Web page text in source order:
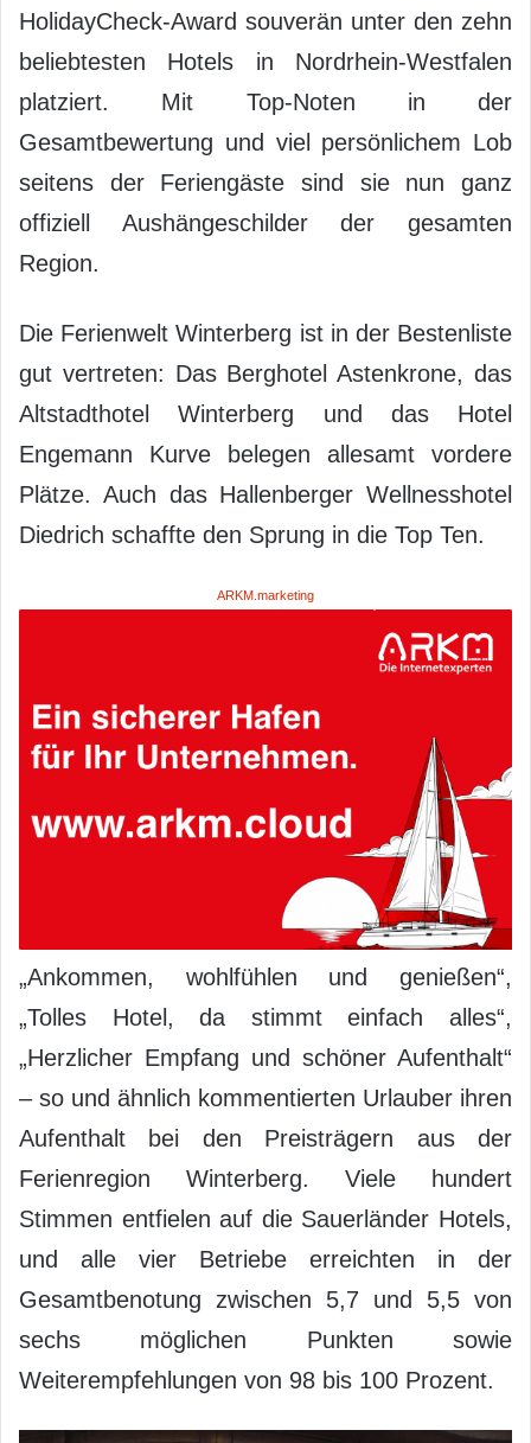
HolidayCheck-Award souverän unter den zehn
beliebtesten Hotels in Nordrhein-Westfalen
platziert. Mit Top-Noten in der
Gesamtbewertung und viel persönlichem Lob
seitens der Feriengäste sind sie nun ganz
offiziell Aushängeschilder der gesamten
Region.
Die Ferienwelt Winterberg ist in der Bestenliste
gut vertreten: Das Berghotel Astenkrone, das
Altstadthotel Winterberg und das Hotel
Engemann Kurve belegen allesamt vordere
Plätze. Auch das Hallenberger Wellnesshotel
Diedrich schaffte den Sprung in die Top Ten.
ARKM.marketing
„Ankommen, wohlfühlen und genießen“,
„Tolles Hotel, da stimmt einfach alles“,
„Herzlicher Empfang und schöner Aufenthalt“
– so und ähnlich kommentierten Urlauber ihren
Aufenthalt bei den Preisträgern aus der
Ferienregion Winterberg. Viele hundert
Stimmen entfielen auf die Sauerländer Hotels,
und alle vier Betriebe erreichten in der
Gesamtbenotung zwischen 5,7 und 5,5 von
sechs möglichen Punkten sowie
Weiterempfehlungen von 98 bis 100 Prozent.